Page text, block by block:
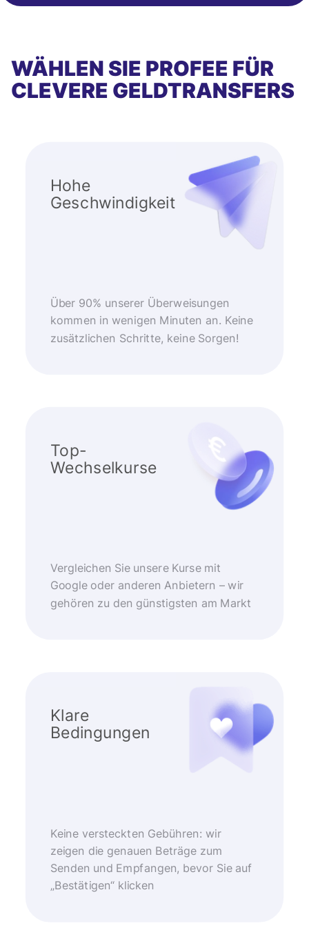
WÄHLEN SIE PROFEE FÜR
CLEVERE GELDTRANSFERS
Hohe
Geschwindigkeit
Über 90% unserer Überweisungen
kommen in wenigen Minuten an. Keine
zusätzlichen Schritte, keine Sorgen!
Top-
Wechselkurse
Vergleichen Sie unsere Kurse mit
Google oder anderen Anbietern – wir
gehören zu den günstigsten am Markt
Klare
Bedingungen
Keine versteckten Gebühren: wir
zeigen die genauen Beträge zum
Senden und Empfangen, bevor Sie auf
„Bestätigen“ klicken